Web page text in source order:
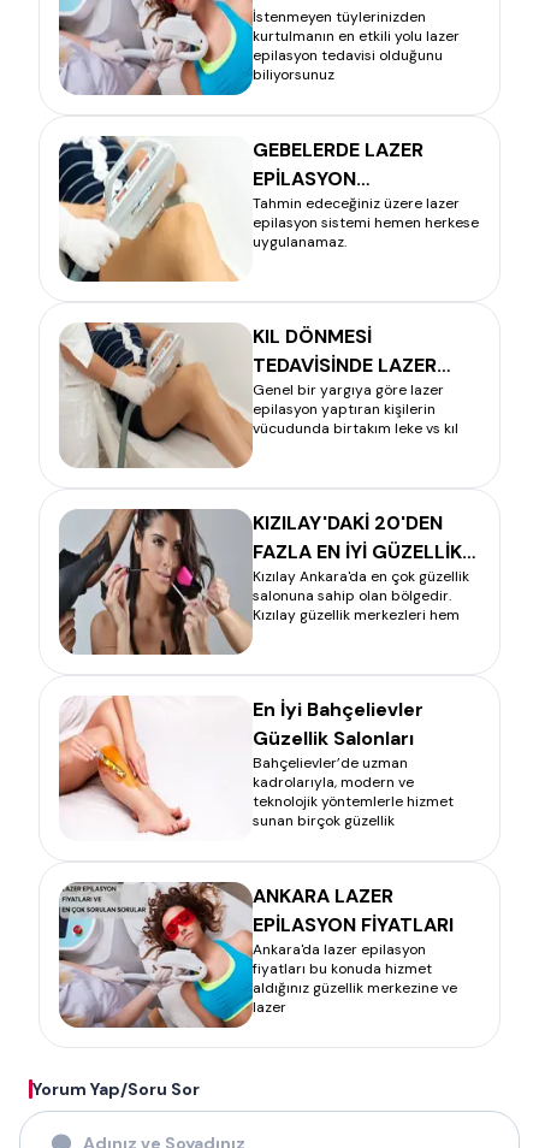
İstenmeyen tüylerinizden
kurtulmanın en etkili yolu lazer
epilasyon tedavisi olduğunu
biliyorsunuz
GEBELERDE LAZER
EPİLASYON
UYGULAMASI YAPILIR
MI?
Tahmin edeceğiniz üzere lazer
epilasyon sistemi hemen herkese
uygulanamaz.
KIL DÖNMESİ
TEDAVİSİNDE LAZER
ETKİLİMİDİR?
Genel bir yargıya göre lazer
epilasyon yaptıran kişilerin
vücudunda birtakım leke vs kıl
KIZILAY'DAKİ 20'DEN
FAZLA EN İYİ GÜZELLİK
SALONUNU SİZİN İÇİN
ARAŞTIRDIK
Kızılay Ankara'da en çok güzellik
salonuna sahip olan bölgedir.
Kızılay güzellik merkezleri hem
En İyi Bahçelievler
Güzellik Salonları
Bahçelievler’de uzman
kadrolarıyla, modern ve
teknolojik yöntemlerle hizmet
sunan birçok güzellik
ANKARA LAZER
EPİLASYON FİYATLARI
Ankara'da lazer epilasyon
fiyatları bu konuda hizmet
aldığınız güzellik merkezine ve
lazer
Yorum Yap/Soru Sor